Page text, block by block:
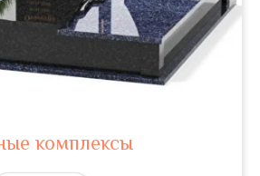
комплексы